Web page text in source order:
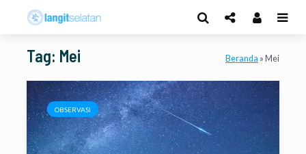
Tag: Mei Beranda » Mei
OBSERVASI